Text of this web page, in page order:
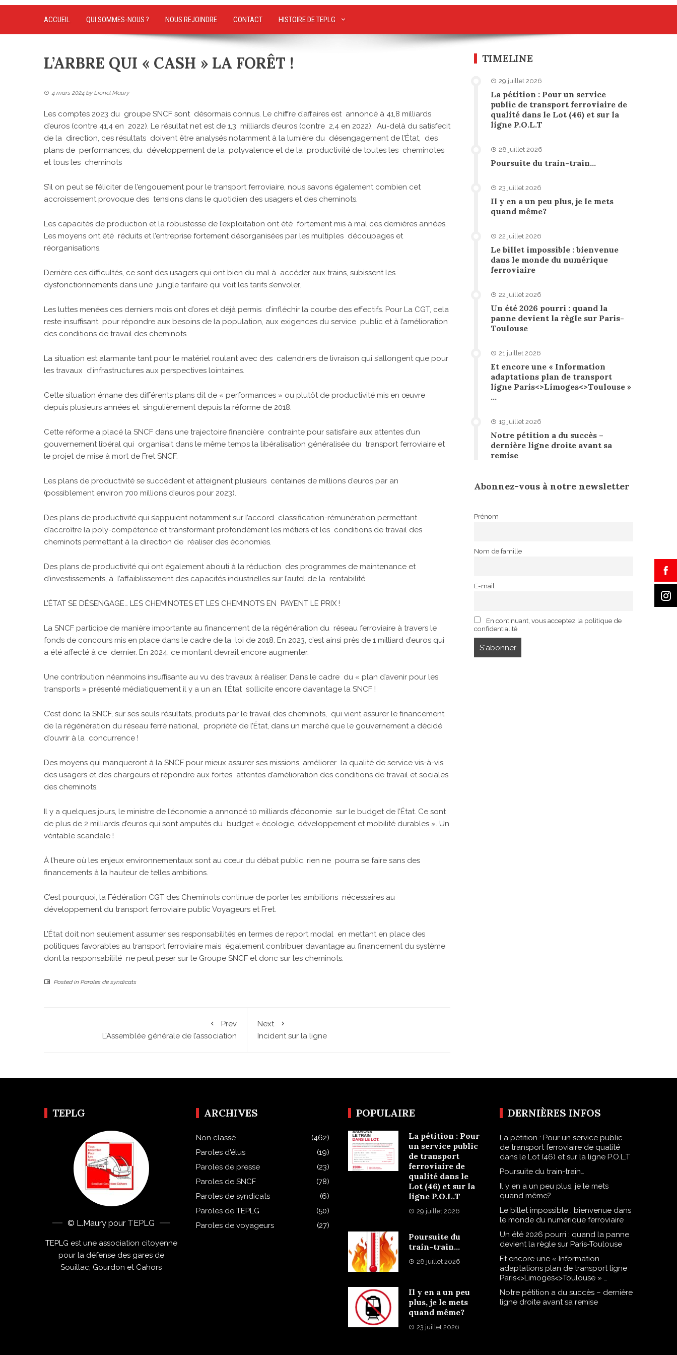
ACCUEIL QUI SOMMES-NOUS ? NOUS REJOINDRE CONTACT HISTOIRE DE TEPLG
L’ARBRE QUI « CASH » LA FORÊT !
4 mars 2024 by Lionel Maury
Les comptes 2023 du groupe SNCF sont désormais connus. Le chiffre d’affaires est annoncé à 41,8 milliards
d’euros (contre 41,4 en 2022). Le résultat net est de 1,3 milliards d’euros (contre 2,4 en 2022). Au-delà du satisfecit
de la direction, ces résultats doivent être analysés notamment à la lumière du désengagement de l’État, des
plans de performances, du développement de la polyvalence et de la productivité de toutes les cheminotes
et tous les cheminots
S’il on peut se féliciter de l’engouement pour le transport ferroviaire, nous savons également combien cet
accroissement provoque des tensions dans le quotidien des usagers et des cheminots.
Les capacités de production et la robustesse de l’exploitation ont été fortement mis à mal ces dernières années.
Les moyens ont été réduits et l’entreprise fortement désorganisées par les multiples découpages et
réorganisations.
Derrière ces difficultés, ce sont des usagers qui ont bien du mal à accéder aux trains, subissent les
dysfonctionnements dans une jungle tarifaire qui voit les tarifs s’envoler.
Les luttes menées ces derniers mois ont d’ores et déjà permis d’infléchir la courbe des effectifs. Pour La CGT, cela
reste insuffisant pour répondre aux besoins de la population, aux exigences du service public et à l’amélioration
des conditions de travail des cheminots.
La situation est alarmante tant pour le matériel roulant avec des calendriers de livraison qui s’allongent que pour
les travaux d’infrastructures aux perspectives lointaines.
Cette situation émane des différents plans dit de « performances » ou plutôt de productivité mis en œuvre
depuis plusieurs années et singulièrement depuis la réforme de 2018.
Cette réforme a placé la SNCF dans une trajectoire financière contrainte pour satisfaire aux attentes d’un
gouvernement libéral qui organisait dans le même temps la libéralisation généralisée du transport ferroviaire et
le projet de mise à mort de Fret SNCF.
Les plans de productivité se succèdent et atteignent plusieurs centaines de millions d’euros par an
(possiblement environ 700 millions d’euros pour 2023).
Des plans de productivité qui s’appuient notamment sur l’accord classification-rémunération permettant
d’accroître la poly-compétence et transformant profondément les métiers et les conditions de travail des
cheminots permettant à la direction de réaliser des économies.
Des plans de productivité qui ont également abouti à la réduction des programmes de maintenance et
d’investissements, à l’affaiblissement des capacités industrielles sur l’autel de la rentabilité.
L’ÉTAT SE DÉSENGAGE… LES CHEMINOTES ET LES CHEMINOTS EN PAYENT LE PRIX !
La SNCF participe de manière importante au financement de la régénération du réseau ferroviaire à travers le
fonds de concours mis en place dans le cadre de la loi de 2018. En 2023, c’est ainsi près de 1 milliard d’euros qui
a été affecté à ce dernier. En 2024, ce montant devrait encore augmenter.
Une contribution néanmoins insuffisante au vu des travaux à réaliser. Dans le cadre du « plan d’avenir pour les
transports » présenté médiatiquement il y a un an, l’État sollicite encore davantage la SNCF !
C’est donc la SNCF, sur ses seuls résultats, produits par le travail des cheminots, qui vient assurer le financement
de la régénération du réseau ferré national, propriété de l’État, dans un marché que le gouvernement a décidé
d’ouvrir à la concurrence !
Des moyens qui manqueront à la SNCF pour mieux assurer ses missions, améliorer la qualité de service vis-à-vis
des usagers et des chargeurs et répondre aux fortes attentes d’amélioration des conditions de travail et sociales
des cheminots.
Il y a quelques jours, le ministre de l’économie a annoncé 10 milliards d’économie sur le budget de l’État. Ce sont
de plus de 2 milliards d’euros qui sont amputés du budget « écologie, développement et mobilité durables ». Un
véritable scandale !
À l’heure où les enjeux environnementaux sont au cœur du débat public, rien ne pourra se faire sans des
financements à la hauteur de telles ambitions.
C’est pourquoi, la Fédération CGT des Cheminots continue de porter les ambitions nécessaires au
développement du transport ferroviaire public Voyageurs et Fret.
L’État doit non seulement assumer ses responsabilités en termes de report modal en mettant en place des
politiques favorables au transport ferroviaire mais également contribuer davantage au financement du système
dont la responsabilité ne peut peser sur le Groupe SNCF et donc sur les cheminots.
Posted in Paroles de syndicats
Prev
L’Assemblée générale de l’association
Next
Incident sur la ligne
TIMELINE
29 juillet 2026
La pétition : Pour un service
public de transport ferroviaire de
qualité dans le Lot (46) et sur la
ligne P.O.L.T
28 juillet 2026
Poursuite du train-train…
23 juillet 2026
Il y en a un peu plus, je le mets
quand même?
22 juillet 2026
Le billet impossible : bienvenue
dans le monde du numérique
ferroviaire
22 juillet 2026
Un été 2026 pourri : quand la
panne devient la règle sur Paris-
Toulouse
21 juillet 2026
Et encore une « Information
adaptations plan de transport
ligne Paris<>Limoges<>Toulouse »
…
19 juillet 2026
Notre pétition a du succès –
dernière ligne droite avant sa
remise
Abonnez-vous à notre newsletter
Prénom
Nom de famille
E-mail
En continuant, vous acceptez la politique de
confidentialité
TEPLG
© L.Maury pour TEPLG
TEPLG est une association citoyenne
pour la défense des gares de
Souillac, Gourdon et Cahors
ARCHIVES
Non classé
(462)
Paroles d'élus
(19)
Paroles de presse
(23)
Paroles de SNCF
(78)
Paroles de syndicats
(6)
Paroles de TEPLG
(50)
Paroles de voyageurs
(27)
POPULAIRE
La pétition : Pour
un service public
de transport
ferroviaire de
qualité dans le
Lot (46) et sur la
ligne P.O.L.T
29 juillet 2026
Poursuite du
train-train…
28 juillet 2026
Il y en a un peu
plus, je le mets
quand même?
23 juillet 2026
DERNIÈRES INFOS
La pétition : Pour un service public
de transport ferroviaire de qualité
dans le Lot (46) et sur la ligne P.O.L.T
Poursuite du train-train…
Il y en a un peu plus, je le mets
quand même?
Le billet impossible : bienvenue dans
le monde du numérique ferroviaire
Un été 2026 pourri : quand la panne
devient la règle sur Paris-Toulouse
Et encore une « Information
adaptations plan de transport ligne
Paris<>Limoges<>Toulouse » …
Notre pétition a du succès – dernière
ligne droite avant sa remise